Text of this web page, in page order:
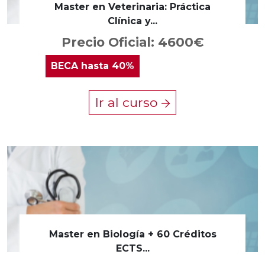
Master en Veterinaria: Práctica
Clínica y...
Precio Oficial: 4600€
BECA hasta 40%
Ir al curso
Master en Biología + 60 Créditos
ECTS...